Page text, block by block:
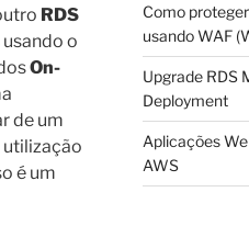
RDS
usando o
On-
de um
utilização
é um
Como
usando WAF
Upgrade RDS
Deployment
Aplicações
AWS